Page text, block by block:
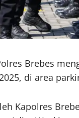
Brebes
di area
Kapolres